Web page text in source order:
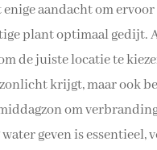
aandacht om ervoor
plant optimaal gedijt.
de juiste locatie te
krijgt, maar ook
om
geven is essentieel,